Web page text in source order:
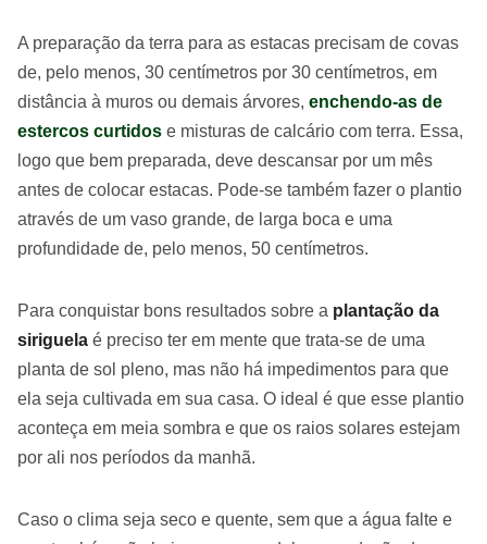
A preparação da terra para as estacas precisam de covas
de, pelo menos, 30 centímetros por 30 centímetros, em
distância à muros ou demais árvores, enchendo-as de
estercos curtidos e misturas de calcário com terra. Essa,
logo que bem preparada, deve descansar por um mês
antes de colocar estacas. Pode-se também fazer o plantio
através de um vaso grande, de larga boca e uma
profundidade de, pelo menos, 50 centímetros.
Para conquistar bons resultados sobre a plantação da
siriguela é preciso ter em mente que trata-se de uma
planta de sol pleno, mas não há impedimentos para que
ela seja cultivada em sua casa. O ideal é que esse plantio
aconteça em meia sombra e que os raios solares estejam
por ali nos períodos da manhã.
Caso o clima seja seco e quente, sem que a água falte e